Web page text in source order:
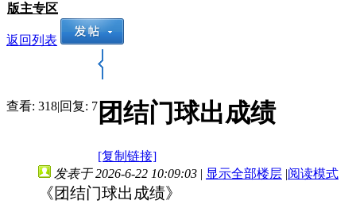
版主专区
返回列表
查看: 318|回复: 7 团结门球出成绩
[复制链接]
发表于 2026-6-22 10:09:03 | 显示全部楼层 |阅读模式
《团结门球出成绩》